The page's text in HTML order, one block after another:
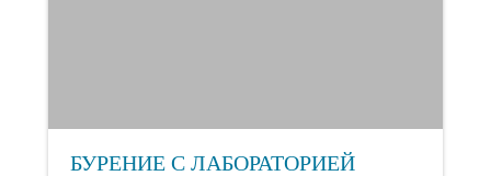
БУРЕНИЕ С ЛАБОРАТОРИЕЙ